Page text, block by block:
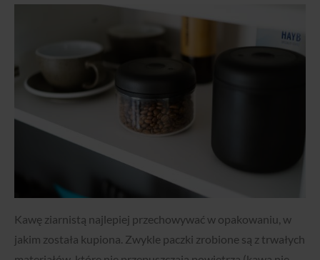
Kawę ziarnistą najlepiej przechowywać w opakowaniu, w
jakim została kupiona. Zwykle paczki zrobione są z trwałych